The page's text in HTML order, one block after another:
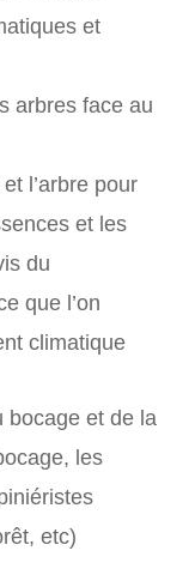
et
arbres face au
l’arbre pour
et les
du
que l’on
climatique
bocage et de la
les
etc)